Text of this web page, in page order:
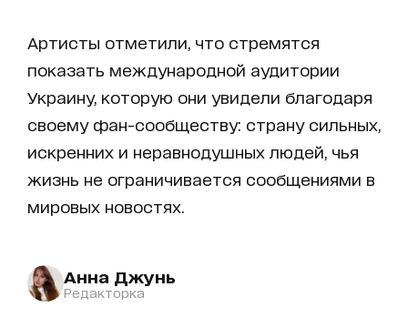
Артисты отметили, что стремятся
показать международной аудитории
Украину, которую они увидели благодаря
своему фан-сообществу: страну сильных,
искренних и неравнодушных людей, чья
жизнь не ограничивается сообщениями в
мировых новостях.
Анна Джунь
Редакторка